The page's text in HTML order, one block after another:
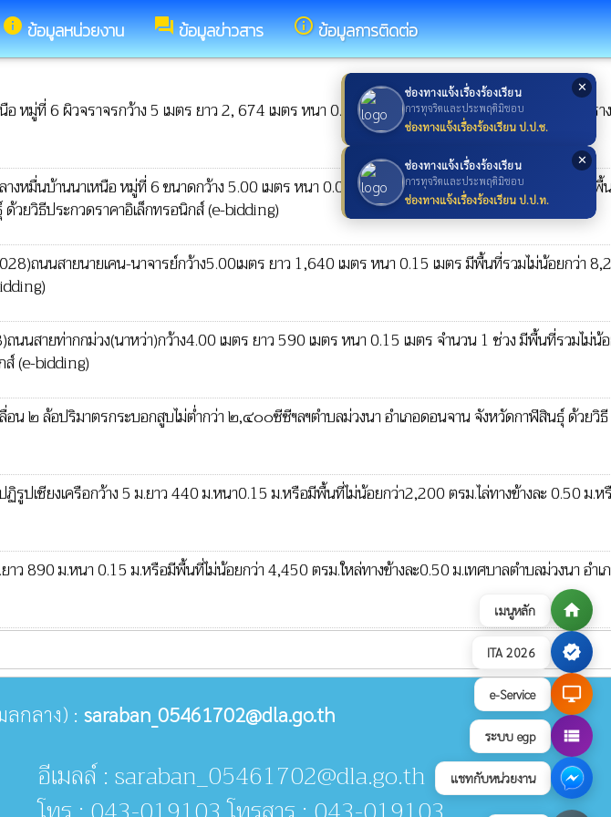
เมนูหลัก home
ITA 2026 verified
e-Service desktop_windows
ระบบ egp view_list
แชทกับหน่วยงาน
✕
ช่องทางแจ้งเรื่องร้องเรียน
การทุจริตและประพฤติมิชอบ
ช่องทางแจ้งเรื่องร้องเรียน ป.ป.ช.
✕
ช่องทางแจ้งเรื่องร้องเรียน
การทุจริตและประพฤติมิชอบ
ช่องทางแจ้งเรื่องร้องเรียน ป.ป.ท.
infoข้อมูลหน่วยงาน forumข้อมูลข่าวสาร info_outlineข้อมูลการติดต่อ
หมู่ที่ 6 ผิวจราจรกว้าง 5 เมตร ยาว 2, 674 เมตร หนา 0.15 เมตร หรือมีพื้นที่ไม่น้อยกว่า 13,370 ตารา
มื่นบ้านนาเหนือ หมู่ที่ 6 ขนาดกว้าง 5.00 เมตร หนา 0.05 เมตร ระยะทางยาว1,250.00 เมตร หรือมีพื้
วยวิธีประกวดราคาอิเล็กทรอนิกส์ (e-bidding)
ถนนสายนายเคน-นาจารย์กว้าง5.00เมตร ยาว 1,640 เมตร หนา 0.15 เมตร มีพื้นที่รวมไม่น้อยกว่า
นสายท่ากกม่วง(นาหว่า)กว้าง4.00 เมตร ยาว 590 เมตร หนา 0.15 เมตร จำนวน 1 ช่วง มีพื้นที่รวมไม่น้
ส์ (e-bidding)
๒ ล้อปริมาตรกระบอกสูบไม่ต่ำกว่า ๒,๔๐๐ซีซีฯลฯตำบลม่วงนา อำเภอดอนจาน จังหวัดกาฬสินธุ์ ด้วยวิธี
ปเชียงเครือกว้าง 5 ม.ยาว 440 ม.หนา0.15 ม.หรือมีพื้นที่ไม่น้อยกว่า2,200 ตรม.ไล่ทางข้างละ 0.50 ม.ห
ว 890 ม.หนา 0.15 ม.หรือมีพื้นที่ไม่น้อยกว่า 4,450 ตรม.ใหล่ทางข้างละ0.50 ม.เทศบาลตำบลม่วงนา อำ
กลาง) : saraban_05461702@dla.go.th
อีเมลล์ : saraban_05461702@dla.go.th